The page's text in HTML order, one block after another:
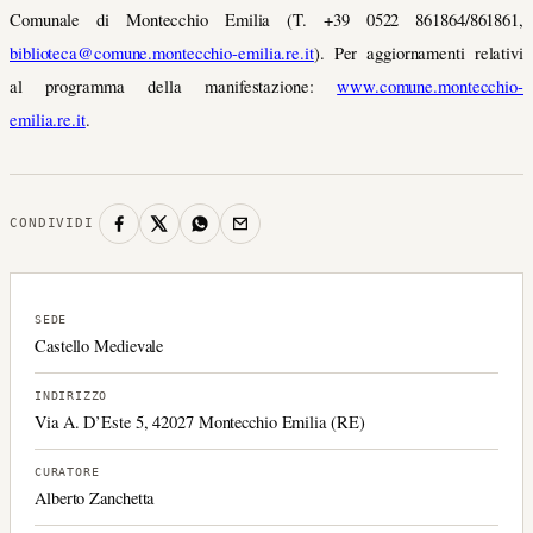
Comunale di Montecchio Emilia (T. +39 0522 861864/861861,
biblioteca@comune.montecchio-emilia.re.it). Per aggiornamenti relativi
al programma della manifestazione:www.comune.montecchio-
emilia.re.it.
CONDIVIDI
SEDE
Castello Medievale
INDIRIZZO
Via A. D’Este 5, 42027 Montecchio Emilia (RE)
CURATORE
Alberto Zanchetta